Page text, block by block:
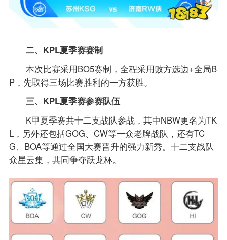
二、KPL夏季赛赛制
本次比赛采用BO5赛制，全程采用败方选边+全局B
P，先取得三场比赛胜利的一方获胜。
三、KPL夏季赛参赛队伍
K甲夏季赛共十二支战队参战，其中NBW更名为TK
L，另外还包括GOG、CW等一众老牌战队，还有TC
G、BOA等通过全国大赛晋升的强力新秀。十二支战队
众星云集，共同争夺跃龙杯。